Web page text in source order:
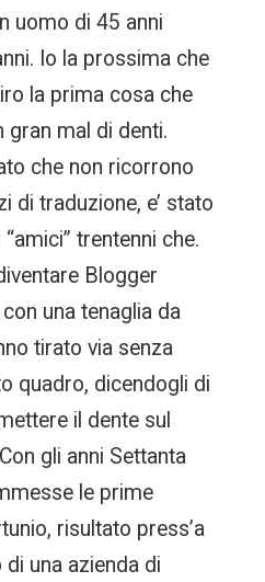
uomo di 45 anni
Io la prossima che
la prima cosa che
gran mal di denti.
che non ricorrono
di traduzione, e’ stato
trentenni che.
Blogger
una tenaglia da
tirato via senza
quadro, dicendogli di
il dente sul
gli anni Settanta
le prime
risultato press’a
una azienda di